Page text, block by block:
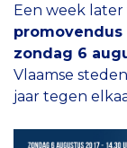
Een week
promovendus
zondag 6
Vlaamse
jaar tegen